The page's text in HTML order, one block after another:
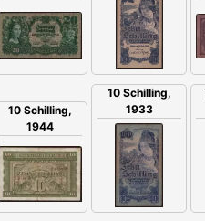
10 Schilling,
1944
10 Schilling,
1933